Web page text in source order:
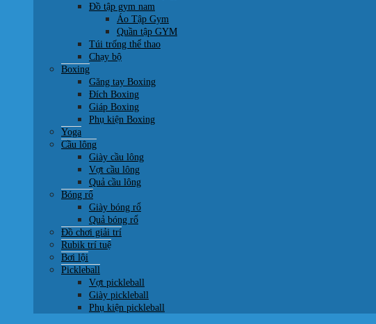
Đồ tập gym nam
Áo Tập Gym
Quần tập GYM
Túi trống thể thao
Chạy bộ
Boxing
Găng tay Boxing
Đích Boxing
Giáp Boxing
Phụ kiện Boxing
Yoga
Cầu lông
Giày cầu lông
Vợt cầu lông
Quả cầu lông
Bóng rổ
Giày bóng rổ
Quả bóng rổ
Đồ chơi giải trí
Rubik trí tuệ
Bơi lội
Pickleball
Vợt pickleball
Giày pickleball
Phụ kiện pickleball